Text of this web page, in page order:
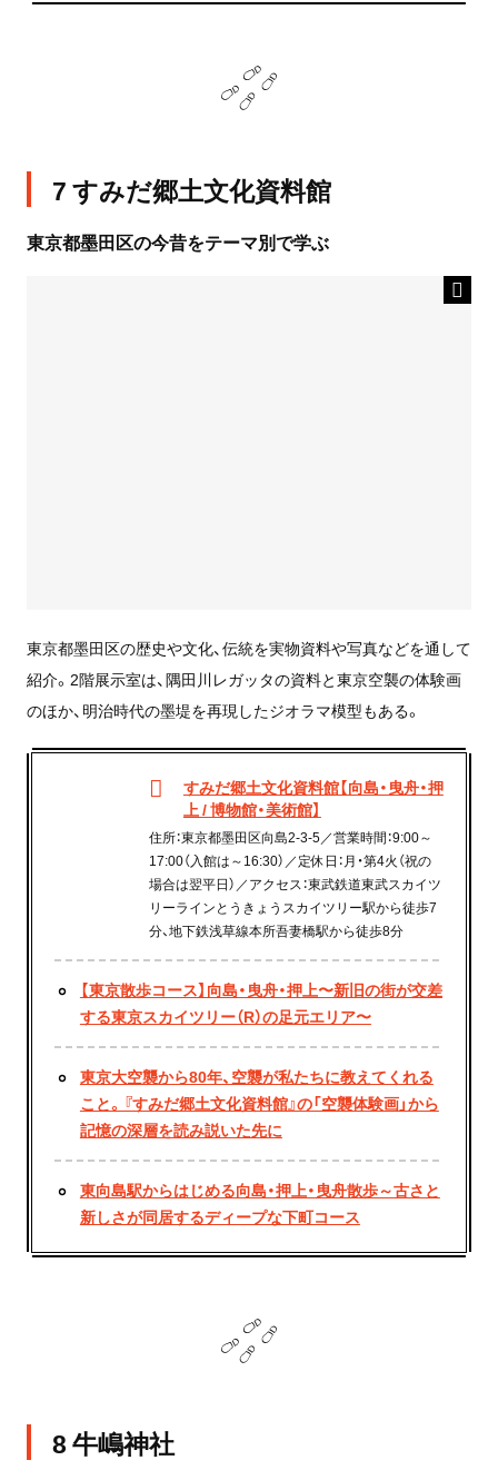
7 すみだ郷土文化資料館
東京都墨田区の今昔をテーマ別で学ぶ
東京都墨田区の歴史や文化、伝統を実物資料や写真などを通して
紹介。2階展示室は、隅田川レガッタの資料と東京空襲の体験画
のほか、明治時代の墨堤を再現したジオラマ模型もある。
すみだ郷土文化資料館【向島・曳舟・押
上 / 博物館・美術館】
住所：東京都墨田区向島2-3-5／営業時間：9:00～
17:00（入館は～16:30）／定休日：月・第4火（祝の
場合は翌平日）／アクセス：東武鉄道東武スカイツ
リーラインとうきょうスカイツリー駅から徒歩7
分、地下鉄浅草線本所吾妻橋駅から徒歩8分
【東京散歩コース】向島・曳舟・押上〜新旧の街が交差
する東京スカイツリー（R）の足元エリア〜
東京大空襲から80年、空襲が私たちに教えてくれる
こと。『すみだ郷土文化資料館』の「空襲体験画」から
記憶の深層を読み説いた先に
東向島駅からはじめる向島・押上・曳舟散歩～古さと
新しさが同居するディープな下町コース
8 牛嶋神社